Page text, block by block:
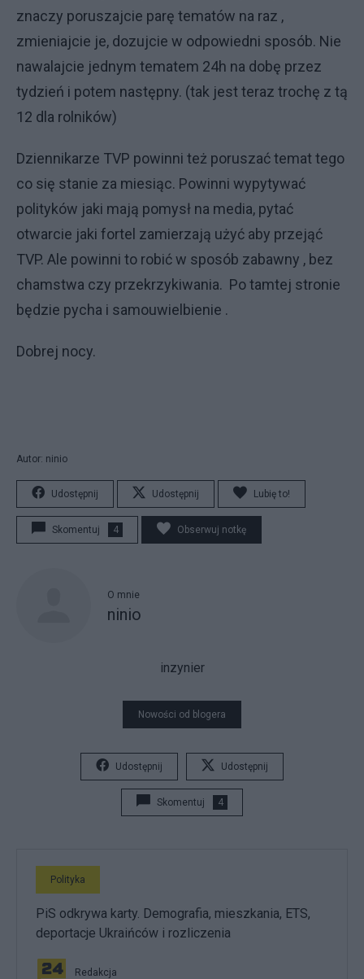
znaczy poruszajcie parę tematów na raz ,
zmieniajcie je, dozujcie w odpowiedni sposób. Nie
nawalajcie jednym tematem 24h na dobę przez
tydzień i potem następny. (tak jest teraz trochę z tą
12 dla rolników)
Dziennikarze TVP powinni też poruszać temat tego
co się stanie za miesiąc. Powinni wypytywać
polityków jaki mają pomysł na media, pytać
otwarcie jaki fortel zamierzają użyć aby przejąć
TVP. Ale powinni to robić w sposób zabawny , bez
chamstwa czy przekrzykiwania. Po tamtej stronie
będzie pycha i samouwielbienie .
Dobrej nocy.
Autor: ninio
Udostępnij Udostępnij Lubię to!
Skomentuj 4 Obserwuj notkę
O mnie
ninio
inzynier
Nowości od blogera
Udostępnij Udostępnij
Skomentuj 4
Polityka
PiS odkrywa karty. Demografia, mieszkania, ETS,
deportacje Ukraińców i rozliczenia
Redakcja